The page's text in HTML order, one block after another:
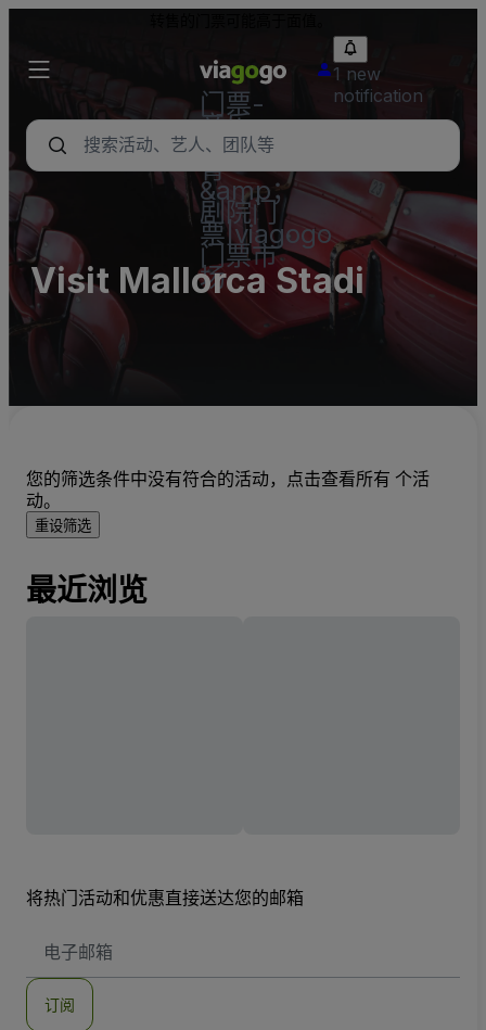
门票-
音乐
会，体
育
&amp；
剧院门
票|viagogo
门票市
场
1 new
notification
Visit Mallorca Stadi
您的筛选条件中没有符合的活动，点击查看所有 个活
动。
重设筛选
最近浏览
将热门活动和优惠直接送达您的邮箱
子
地
订阅